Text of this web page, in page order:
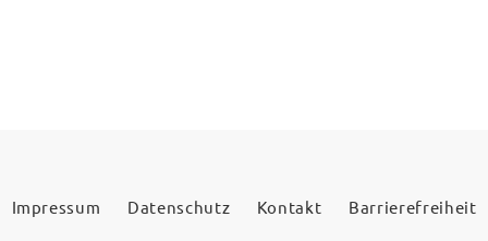
Impressum Datenschutz Kontakt Barrierefreiheit